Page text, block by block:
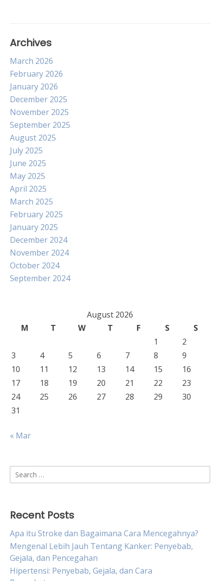
Archives
March 2026
February 2026
January 2026
December 2025
November 2025
September 2025
August 2025
July 2025
June 2025
May 2025
April 2025
March 2025
February 2025
January 2025
December 2024
November 2024
October 2024
September 2024
August 2026
M
T W T F S
S
1
2
3
4 5 6 7 8
9
10
11 12 13 14 15
16
17
18 19 20 21 22
23
24
25 26 27 28 29
30
31
« Mar
Search
for:
Recent Posts
Apa itu Stroke dan Bagaimana Cara Mencegahnya?
Mengenal Lebih Jauh Tentang Kanker: Penyebab,
Gejala, dan Pencegahan
Hipertensi: Penyebab, Gejala, dan Cara